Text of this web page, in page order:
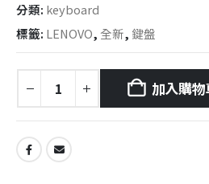
分類: keyboard
標籤: LENOVO, 全新, 鍵盤
加入購物